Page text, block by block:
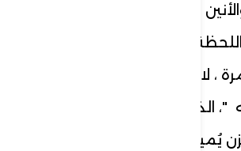
، لم تزل كأن الحدث
؟! الحياة يا وليف
، لابد أن "تخرج من هذا
"، الذي شوه كلّ جهات
يُميت القلوب – "هناك